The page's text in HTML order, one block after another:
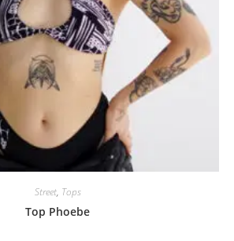
Street, Tops
Top Phoebe